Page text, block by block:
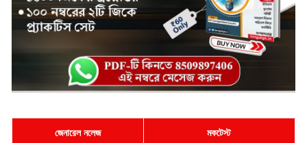
জেনারেল নলেজ মকটেস্ট